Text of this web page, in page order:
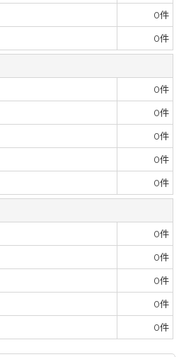
0件
0件
0件
0件
0件
0件
0件
0件
0件
0件
0件
0件